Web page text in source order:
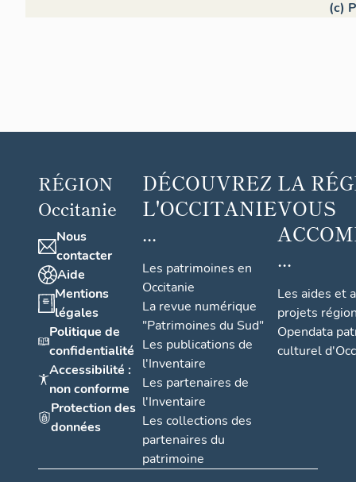
(c)
RÉGION
Occitanie
Nous
contacter
Aide
Mentions
légales
Politique de
confidentialité
Accessibilité :
non conforme
Protection des
données
DÉCOUVREZ
L'OCCITANIE
...
Les patrimoines en
Occitanie
La revue numérique
"Patrimoines du Sud"
Les publications de
l'Inventaire
Les partenaires de
l'Inventaire
Les collections des
partenaires du
patrimoine
LA
VOUS
...
Les aides et
projets
Opendata
culturel